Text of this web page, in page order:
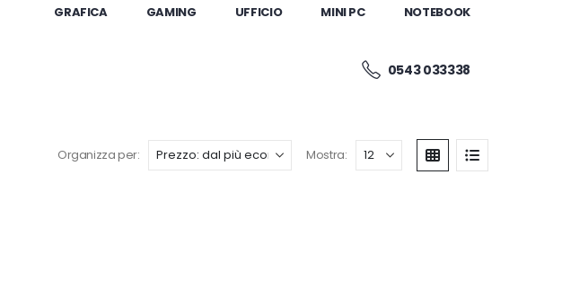
GRAFICA GAMING UFFICIO MINI PC NOTEBOOK
0543 033338
Organizza per: Mostra: